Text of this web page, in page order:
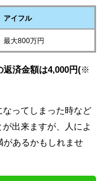
アイフル
最大800万円
返済金額は4,000円(※
ってしまった時など
出来ますが、人によ
があるかもしれませ